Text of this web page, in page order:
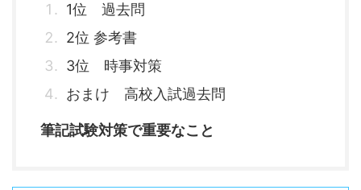
1位 過去問
2位 参考書
3位 時事対策
おまけ 高校入試過去問
筆記試験対策で重要なこと